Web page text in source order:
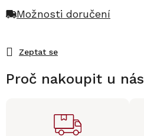
Zeptat se
Možnosti doručení
Proč nakoupit u nás